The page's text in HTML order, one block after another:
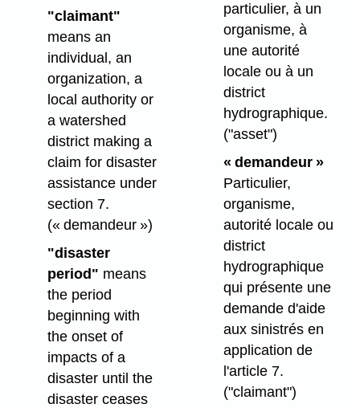
"claimant"
means an
individual, an
organization, a
local authority or
a watershed
district making a
claim for disaster
assistance under
section 7.
(« demandeur »)
"disaster
period" means
the period
beginning with
the onset of
impacts of a
disaster until the
disaster ceases
particulier, à un
organisme, à
une autorité
locale ou à un
district
hydrographique.
("asset")
« demandeur »
Particulier,
organisme,
autorité locale ou
district
hydrographique
qui présente une
demande d'aide
aux sinistrés en
application de
l'article 7.
("claimant")